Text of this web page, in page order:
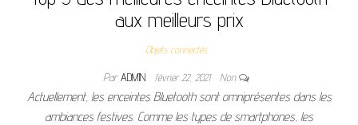
aux meilleurs prix
Objets connectés
ParADMIN février 22, 2021 Non
Actuellement, les enceintes Bluetooth sont omniprésentes dans les
ambiances festives. Comme les types de smartphones, les